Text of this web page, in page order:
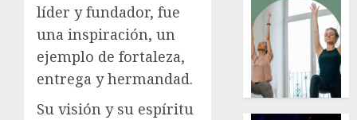
líder y fundador, fue
una inspiración, un
ejemplo de fortaleza,
entrega y hermandad.
Su visión y su espíritu